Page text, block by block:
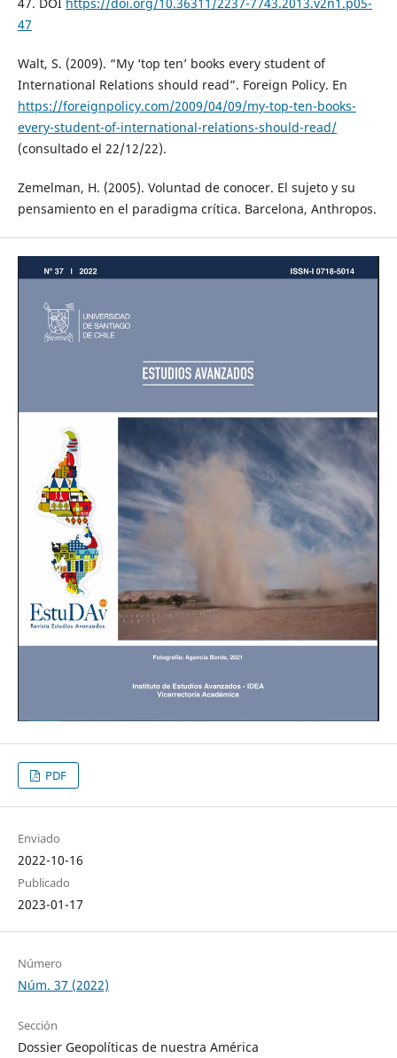
47
Walt, S. (2009). “My ‘top ten’ books every student of
International Relations should read”. Foreign Policy. En
https://foreignpolicy.com/2009/04/09/my-top-ten-books-
every-student-of-international-relations-should-read/
(consultado el 22/12/22).
Zemelman, H. (2005). Voluntad de conocer. El sujeto y su
pensamiento en el paradigma crítica. Barcelona, Anthropos.
PDF
Enviado
2022-10-16
Publicado
2023-01-17
Número
Núm. 37 (2022)
Sección
Dossier Geopolíticas de nuestra América